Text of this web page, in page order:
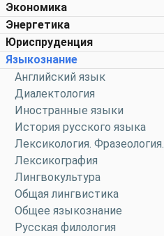
Экономика
Энергетика
Юриспруденция
Языкознание
Английский язык
Диалектология
Иностранные языки
История русского языка
Лексикология. Фразеология.
Лексикография
Лингвокультура
Общая лингвистика
Общее языкознание
Русская филология